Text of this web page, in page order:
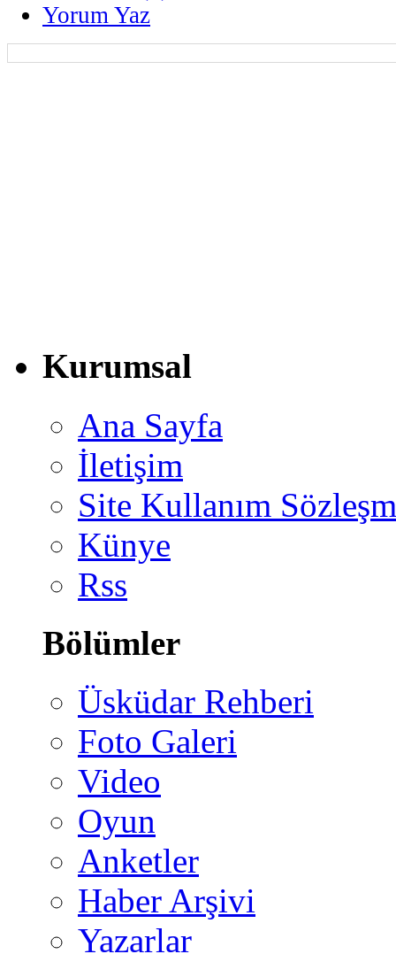
Yorum Yaz
Kurumsal
Ana Sayfa
İletişim
Site Kullanım
Künye
Rss
Bölümler
Üsküdar Rehberi
Foto Galeri
Video
Oyun
Anketler
Haber Arşivi
Yazarlar